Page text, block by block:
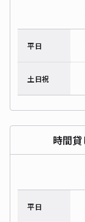
平日
土日祝
時間貸
平日